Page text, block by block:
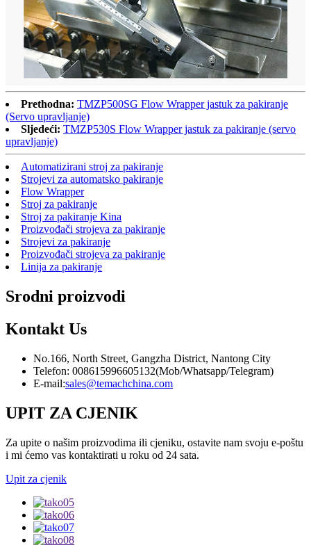
Prethodna: TMZP500SG Flow Wrapper jastuk za pakiranje
(Servo upravljanje)
Sljedeći: TMZP530S Flow Wrapper jastuk za pakiranje (servo
upravljanje)
Automatizirani stroj za pakiranje
Strojevi za automatsko pakiranje
Flow Wrapper
Stroj za pakiranje
Stroj za pakiranje Kina
Proizvođači strojeva za pakiranje
Strojevi za pakiranje
Proizvođači strojeva za pakiranje
Linija za pakiranje
Srodni proizvodi
Kontakt Us
No.166, North Street, Gangzha District, Nantong City
Telefon: 008615996605132(Mob/Whatsapp/Telegram)
E-mail:sales@temachchina.com
UPIT ZA CJENIK
Za upite o našim proizvodima ili cjeniku, ostavite nam svoju e-poštu
i mi ćemo vas kontaktirati u roku od 24 sata.
Upit za cjenik